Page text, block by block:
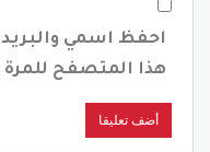
احفظ اسمي والبريد
هذا المتصفح للمرة